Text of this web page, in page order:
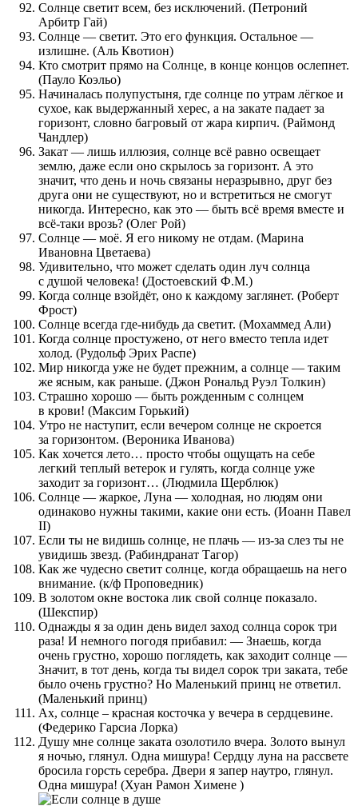
Солнце светит всем, без исключений. (Петроний
Арбитр Гай)
Солнце — светит. Это его функция. Остальное —
излишне. (Аль Квотион)
Кто смотрит прямо на Солнце, в конце концов ослепнет.
(Пауло Коэльо)
Начиналась полупустыня, где солнце по утрам лёгкое и
сухое, как выдержанный херес, а на закате падает за
горизонт, словно багровый от жара кирпич. (Раймонд
Чандлер)
Закат — лишь иллюзия, солнце всё равно освещает
землю, даже если оно скрылось за горизонт. А это
значит, что день и ночь связаны неразрывно, друг без
друга они не существуют, но и встретиться не смогут
никогда. Интересно, как это — быть всё время вместе и
всё-таки врозь? (Олег Рой)
Солнце — моё. Я его никому не отдам. (Марина
Ивановна Цветаева)
Удивительно, что может сделать один луч солнца
с душой человека! (Достоевский Ф.М.)
Когда солнце взойдёт, оно к каждому заглянет. (Роберт
Фрост)
Солнце всегда где-нибудь да светит. (Мохаммед Али)
Когда солнце простужено, от него вместо тепла идет
холод. (Рудольф Эрих Распе)
Мир никогда уже не будет прежним, а солнце — таким
же ясным, как раньше. (Джон Рональд Руэл Толкин)
Страшно хорошо — быть рожденным с солнцем
в крови! (Максим Горький)
Утро не наступит, если вечером солнце не скроется
за горизонтом. (Вероника Иванова)
Как хочется лето… просто чтобы ощущать на себе
легкий теплый ветерок и гулять, когда солнце уже
заходит за горизонт… (Людмила Щерблюк)
Солнце — жаркое, Луна — холодная, но людям они
одинаково нужны такими, какие они есть. (Иоанн Павел
II)
Если ты не видишь солнце, не плачь — из-за слез ты не
увидишь звезд. (Рабиндранат Тагор)
Как же чудесно светит солнце, когда обращаешь на него
внимание. (к/ф Проповедник)
В золотом окне востока лик свой солнце показало.
(Шекспир)
Однажды я за один день видел заход солнца сорок три
раза! И немного погодя прибавил: — Знаешь, когда
очень грустно, хорошо поглядеть, как заходит солнце —
Значит, в тот день, когда ты видел сорок три заката, тебе
было очень грустно? Но Маленький принц не ответил.
(Маленький принц)
Ах, солнце – красная косточка у вечера в сердцевине.
(Федерико Гарсиа Лорка)
Душу мне солнце заката озолотило вчера. Золото вынул
я ночью, глянул. Одна мишура! Сердцу луна на рассвете
бросила горсть серебра. Двери я запер наутро, глянул.
Одна мишура! (Хуан Рамон Химене )